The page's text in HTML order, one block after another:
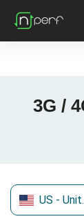
3G /
US - United States